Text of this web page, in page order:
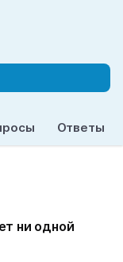
Ответы
ни одной